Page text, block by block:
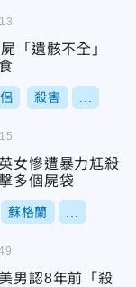
「遺骸不全」
殺害
女慘遭暴力尪殺
多個屍袋
蘇格蘭
男認8年前「殺